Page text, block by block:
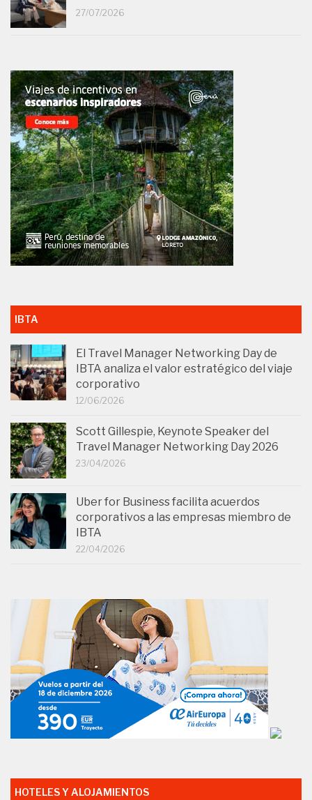
27/07/2026
IBTA
El Travel Manager Networking Day de
IBTA analiza el valor estratégico del viaje
corporativo
12/06/2026
Scott Gillespie, Keynote Speaker del
Travel Manager Networking Day 2026
23/04/2026
Uber for Business facilita acuerdos
corporativos a las empresas miembro de
IBTA
22/04/2026
HOTELES Y ALOJAMIENTOS